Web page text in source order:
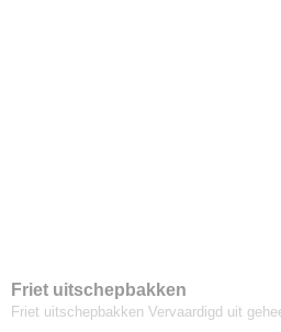
Friet uitschepbakken
Friet uitschepbakken Vervaardigd uit